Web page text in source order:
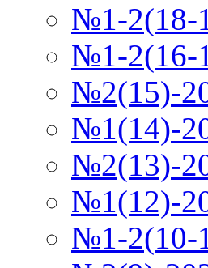
№1-2(18-
№1-2(16-
№2(15)-
№1(14)-
№2(13)-
№1(12)-
№1-2(10-